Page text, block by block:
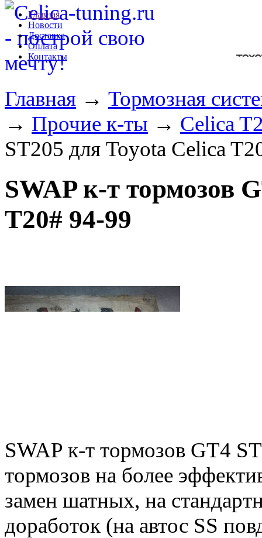
Главная
Новости
Доставка
Оплата
Контакты
Главная → Тормозная
→ Прочие к-ты → Celica
ST205 для Toyota Celica
SWAP к-т тормозов
T20# 94-99
SWAP к-т тормозов GT4
тормозов на более
замен шатных, на
доработок (на автос SS